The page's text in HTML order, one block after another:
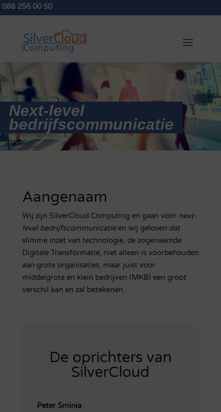
088 256 00 50
Next-level
bedrijfscommunicatie
Aangenaam
Wij zijn SilverCloud Computing en gaan voor next-
level bedrijfscommunicatie en wij geloven dat
slimme inzet van technologie, de zogenaamde
Digitale Transformatie, niet alleen is voorbehouden
aan grote organisaties, maar juist voor
middelgrote en klein bedrijven (MKB) een groot
verschil kan en zal betekenen.
De oprichters van
SilverCloud
Peter Sminia